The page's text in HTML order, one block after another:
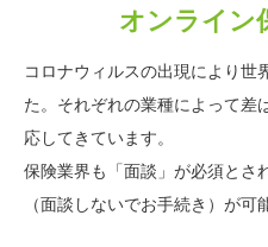
オンライン
コロナウィルスの出現により世
た。それぞれの業種によって差
応してきています。
保険業界も「面談」が必須とさ
（面談しないでお手続き）が可